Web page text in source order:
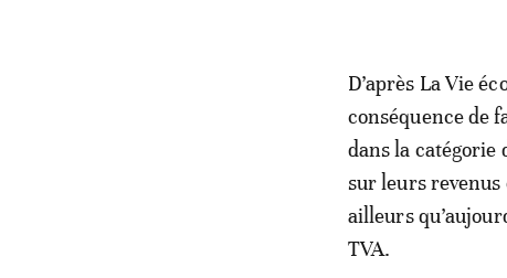
D’après La Vie
conséquence de
dans la catégorie
sur leurs
ailleurs
TVA.